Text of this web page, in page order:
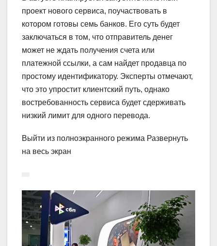
проект нового сервиса, поучаствовать в
котором готовы семь банков. Его суть будет
заключаться в том, что отправитель денег
может не ждать получения счета или
платежной ссылки, а сам найдет продавца по
простому идентификатору. Эксперты отмечают,
что это упростит клиентский путь, однако
востребованность сервиса будет сдерживать
низкий лимит для одного перевода.
Выйти из полноэкранного режима Развернуть
на весь экран